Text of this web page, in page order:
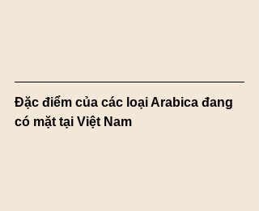
Đặc điểm của các loại Arabica đang
có mặt tại Việt Nam